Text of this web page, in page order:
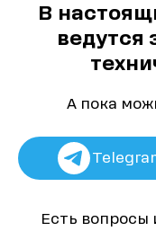
В
ведутся
А пока
Есть вопросы